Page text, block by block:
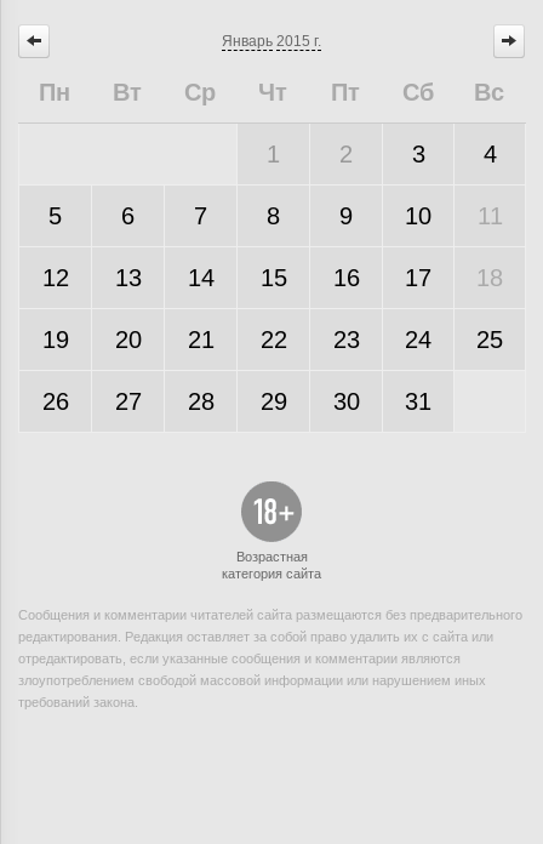
Январь 2015 г.
Пн Вт Ср Чт Пт Сб Вс
1 2 3 4
5 6 7 8 9 10 11
12 13 14 15 16 17 18
19 20 21 22 23 24 25
26 27 28 29 30 31
Возрастная
категория сайта
Сообщения и комментарии читателей сайта размещаются без предварительного
редактирования. Редакция оставляет за собой право удалить их с сайта или
отредактировать, если указанные сообщения и комментарии являются
злоупотреблением свободой массовой информации или нарушением иных
требований закона.